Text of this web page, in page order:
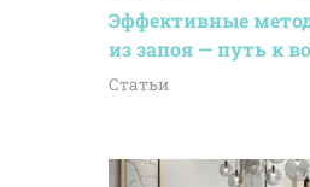
Эффективные
из запоя — путь к
Статьи